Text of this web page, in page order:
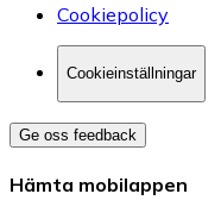
Cookiepolicy
Cookieinställningar
Ge oss feedback
Hämta mobilappen